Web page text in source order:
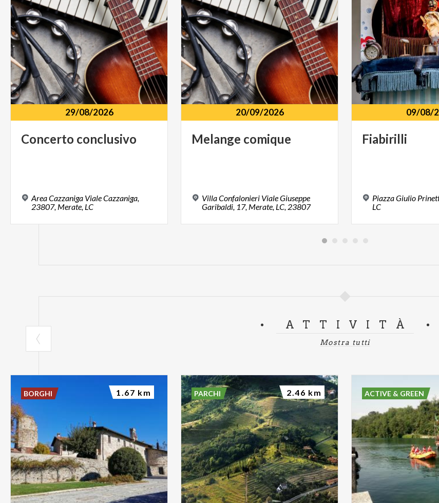
29/08/2026
Concerto conclusivo
Area Cazzaniga Viale Cazzaniga,
23807, Merate, LC
20/09/2026
Melange comique
Villa Confalonieri Viale Giuseppe
Garibaldi, 17, Merate, LC, 23807
09/08/
Fiabirilli
Piazza Giulio
LC
ATTIVITÀ
Mostra tutti
BORGHI 1.67 km PARCHI 2.46 km ACTIVE & GREEN